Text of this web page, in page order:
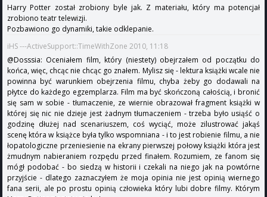
Harry Potter został zrobiony byle jak. Z materiału, który ma potencjał
zrobiono teatr telewizji.
Pozbawiono go dynamiki, takie odklepanie.
iHS ---ActiveSupport::TimeWithZone 2010, 11:18
@Dosssia: Oceniałem film, który (niestety) obejrzałem od początku do
końca, więc, chcąc nie chcąc go znałem. Mylisz się - lektura książki wcale nie
powinna być warunkiem obejrzenia filmu, chyba żeby go dodawali na
płytce do każdego egzemplarza. Film ma być skończoną całością, i bronić
się sam w sobie - tłumaczenie, ze wiernie obrazował fragment książki w
której się nic nie dzieje jest żadnym tłumaczeniem - trzeba było usiąść o
godzinę dłużej nad scenariuszem, coś wyciąć, może zilustrować jakąś
scenę która w książce była tylko wspomniana - i to jest robienie filmu, a nie
łopatologiczne przeniesienie na ekrany pierwszej połowy książki która jest
żmudnym nabieraniem rozpędu przed finałem. Rozumiem, ze fanom się
mógł podobać - bo siedzą w historii i czekali na niego jak na powtórne
przyjście - dlatego zaznaczyłem że moja opinia nie jest opinią wiernego
fana serii, ale po prostu opinią człowieka który lubi dobre filmy. Którym